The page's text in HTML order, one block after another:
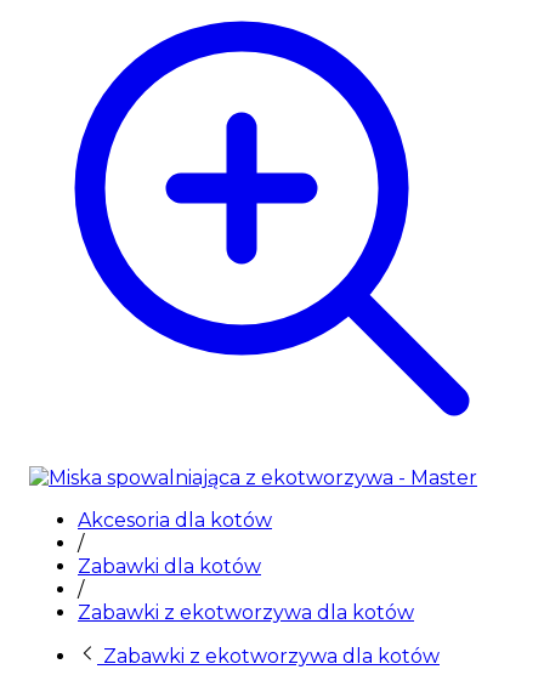
Akcesoria dla kotów
/
Zabawki dla kotów
/
Zabawki z ekotworzywa dla kotów
Zabawki z ekotworzywa dla kotów